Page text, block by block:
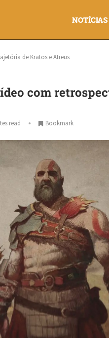
NOTÍCIAS
de Kratos e Atreus
com
read Bookmark